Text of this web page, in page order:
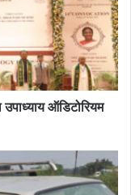
उपाध्याय ऑडिटोरियम